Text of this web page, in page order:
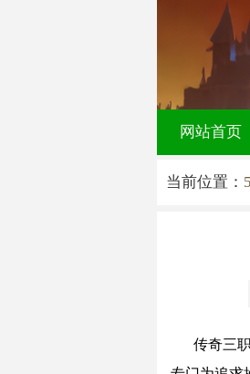
网站首页
当前位置：
传奇三